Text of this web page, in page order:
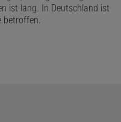
ist lang. In Deutschland ist
betroffen.